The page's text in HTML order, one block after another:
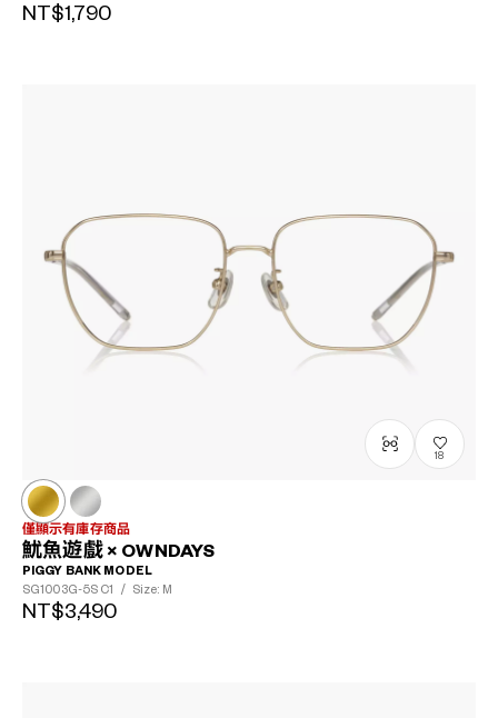
NT$1,790
18
僅顯示有庫存商品
魷魚遊戲 × OWNDAYS
PIGGY BANK MODEL
SG1003G-5S C1 / Size: M
NT$3,490
+¥0